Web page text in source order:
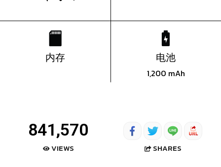
内存 电池
1,200 mAh
841,570
VIEWS SHARES